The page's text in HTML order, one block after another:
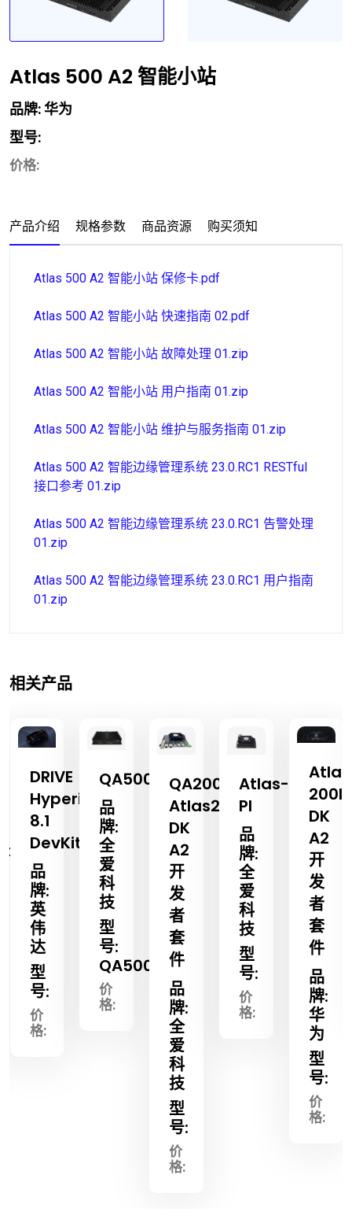
Atlas 500 A2 智能小站
品牌: 华为
型号:
价格:
产品介绍 规格参数 商品资源 购买须知
Atlas 500 A2 智能小站 保修卡.pdf
Atlas 500 A2 智能小站 快速指南 02.pdf
Atlas 500 A2 智能小站 故障处理 01.zip
Atlas 500 A2 智能小站 用户指南 01.zip
Atlas 500 A2 智能小站 维护与服务指南 01.zip
Atlas 500 A2 智能边缘管理系统 23.0.RC1 RESTful
接口参考 01.zip
Atlas 500 A2 智能边缘管理系统 23.0.RC1 告警处理
01.zip
Atlas 500 A2 智能边缘管理系统 23.0.RC1 用户指南
01.zip
相关产品
DRIVE
Hyperion
8.1
DevKit
品
牌:
英
伟
达
型
号:
价
格:
QA500
品
牌:
全
爱
科
技
型
号:
QA500
价
格:
QA200A2
Atlas200I
DK
A2
开
发
者
套
件
品
牌:
全
爱
科
技
型
号:
价
格:
Atlas-
PI
品
牌:
全
爱
科
技
型
号:
价
格:
Atlas
200I
DK
A2
开
发
者
套
件
品
牌:
华
为
型
号:
价
格: